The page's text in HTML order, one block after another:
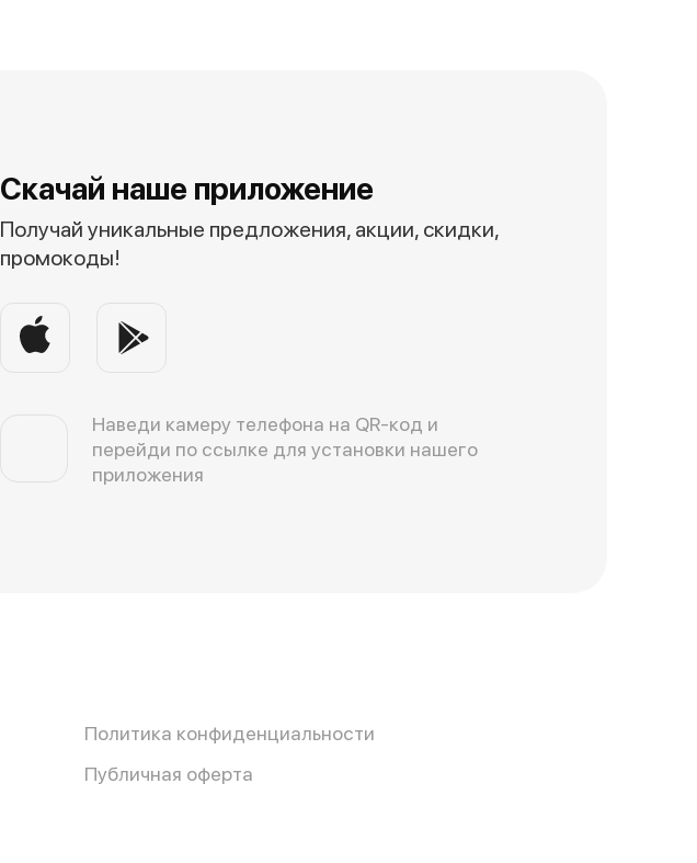
Скачай наше приложение
Получай уникальные предложения, акции, скидки,
промокоды!
Наведи камеру телефона на QR-код и
перейди по ссылке для установки нашего
приложения
Политика конфиденциальности
Публичная оферта